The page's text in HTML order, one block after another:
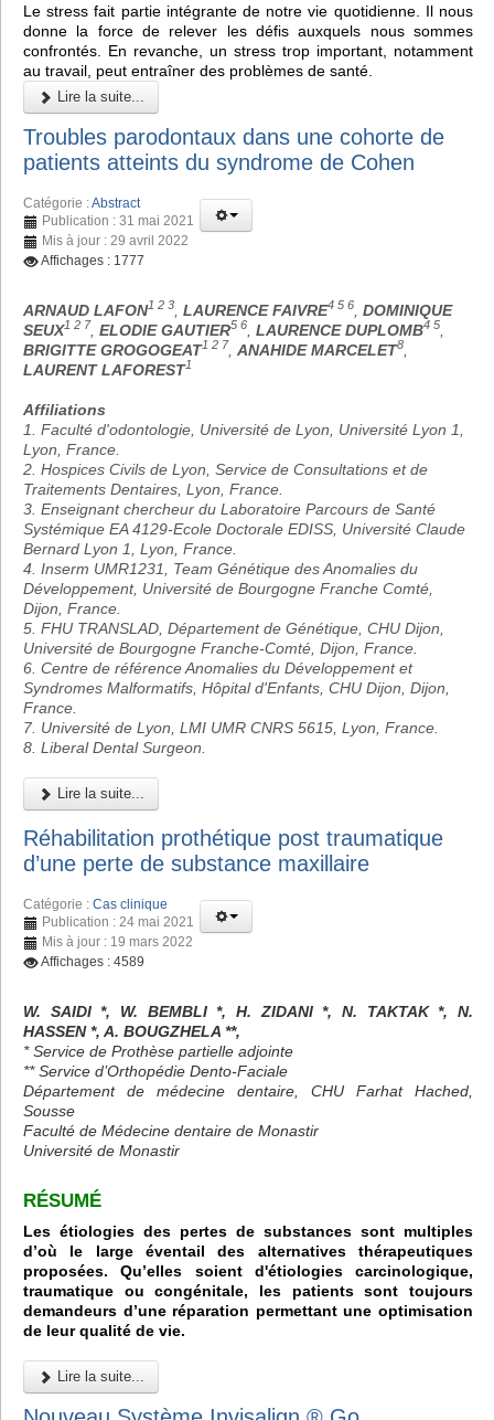
Le stress fait partie intégrante de notre vie quotidienne. Il nous
donne la force de relever les défis auxquels nous sommes
confrontés. En revanche, un stress trop important, notamment
au travail, peut entraîner des problèmes de santé.
Lire la suite...
Troubles parodontaux dans une cohorte de
patients atteints du syndrome de Cohen
Catégorie :Abstract
Publication : 31 mai 2021
Mis à jour : 29 avril 2022
Affichages : 1777
ARNAUD LAFON1 2 3 LAURENCE FAIVRE4 5 6
DOMINIQUE
SEUX1 2 7 ELODIE GAUTIER5 6 LAURENCE DUPLOMB4 5
BRIGITTE GROGOGEAT1 2 7 ANAHIDE MARCELET8
LAURENT LAFOREST1
Affiliations
1. Faculté d'odontologie, Université de Lyon, Université Lyon 1,
Lyon, France.
2. Hospices Civils de Lyon, Service de Consultations et de
Traitements Dentaires, Lyon, France.
3. Enseignant chercheur du Laboratoire Parcours de Santé
Systémique EA 4129-Ecole Doctorale EDISS, Université Claude
Bernard Lyon 1, Lyon, France.
4. Inserm UMR1231, Team Génétique des Anomalies du
Développement, Université de Bourgogne Franche Comté,
Dijon, France.
5. FHU TRANSLAD, Département de Génétique, CHU Dijon,
Université de Bourgogne Franche-Comté, Dijon, France.
6. Centre de référence Anomalies du Développement et
Syndromes Malformatifs, Hôpital d'Enfants, CHU Dijon, Dijon,
France.
7. Université de Lyon, LMI UMR CNRS 5615, Lyon, France.
8. Liberal Dental Surgeon.
Lire la suite...
Réhabilitation prothétique post traumatique
d’une perte de substance maxillaire
Catégorie : Cas clinique
Publication : 24 mai 2021
Mis à jour : 19 mars 2022
Affichages : 4589
W. SAIDI *, W. BEMBLI *, H. ZIDANI *, N. TAKTAK *, N.
HASSEN *, A. BOUGZHELA **,
* Service de Prothèse partielle adjointe
** Service d’Orthopédie Dento-Faciale
Département de médecine dentaire, CHU Farhat Hached,
Sousse
Faculté de Médecine dentaire de Monastir
Université de Monastir
RÉSUMÉ
Les étiologies des pertes de substances sont multiples
d’où le large éventail des alternatives thérapeutiques
proposées. Qu’elles soient d'étiologies carcinologique,
traumatique ou congénitale, les patients sont toujours
demandeurs d’une réparation permettant une optimisation
de leur qualité de vie.
Lire la suite...